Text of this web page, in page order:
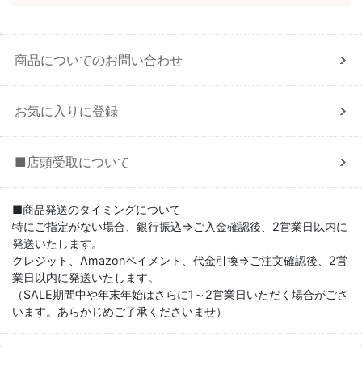
商品についてのお問い合わせ
お気に入りに登録
■店頭受取について
■商品発送のタイミングについて
特にご指定がない場合、銀行振込⇒ご入金確認後、2営業日以内に
発送いたします。
クレジット、Amazonペイメント、代金引換⇒ご注文確認後、2営
業日以内に発送いたします。
（SALE期間中や年末年始はさらに1～2営業日いただく場合がござ
います。あらかじめご了承くださいませ）